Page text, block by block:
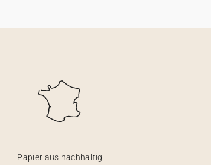
Papier aus nachhaltig